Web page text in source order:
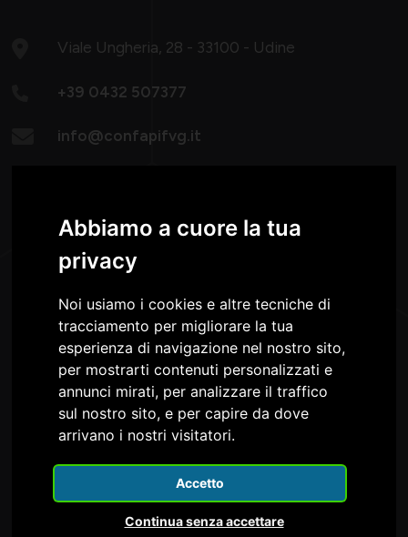
Abbiamo a cuore la tua
privacy
Noi usiamo i cookies e altre tecniche di
tracciamento per migliorare la tua
esperienza di navigazione nel nostro sito,
per mostrarti contenuti personalizzati e
annunci mirati, per analizzare il traffico
sul nostro sito, e per capire da dove
arrivano i nostri visitatori.
Accetto
Continua senza accettare
Viale Ungheria, 28 - 33100 - Udine
+39 0432 507377
info@confapifvg.it
Lunedì - Giovedì:
Venerdì: 8.30 -13.00
Confapi FVG è nel Consiglio e nella Giunta della